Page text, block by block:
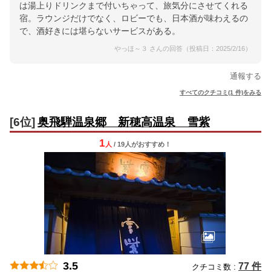
は湯上りドリンクまで付いちゃって、旅気分にさせてくれる
宿。ラウンジだけでなく、ロビーでも、日本酒が味わえるの
で、酒好きには堪らないサービスがある。
やっほ～３ さんの回答（投稿日：2025/2/16）
通報する
すべてのクチコミ(1 件)をみる
[6位] 奥飛騨温泉郷 新穂高温泉 雪紫
1 人 / 19人がおすすめ！
3.5 クチコミ数 : 77 件